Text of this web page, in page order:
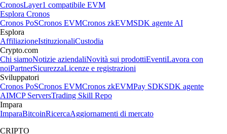
CronosLayer1 compatibile EVM
Esplora Cronos
Cronos PoSCronos EVMCronos zkEVMSDK agente AI
Esplora
AffiliazioneIstituzionaliCustodia
Crypto.com
Chi siamoNotizie aziendaliNovità sui prodottiEventiLavora con
noiPartnerSicurezzaLicenze e registrazioni
Sviluppatori
Cronos PoSCronos EVMCronos zkEVMPay SDKSDK agente
AIMCP ServersTrading Skill Repo
Impara
ImparaBitcoinRicercaAggiornamenti di mercato
CRIPTO